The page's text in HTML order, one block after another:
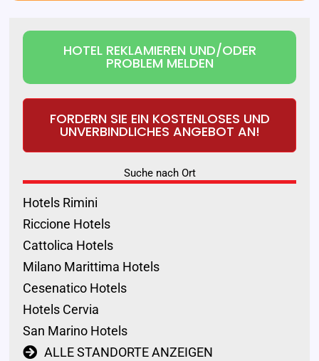
HOTEL REKLAMIEREN UND/ODER
PROBLEM MELDEN
FORDERN SIE EIN KOSTENLOSES UND
UNVERBINDLICHES ANGEBOT AN!
Suche nach Ort
Hotels Rimini
Riccione Hotels
Cattolica Hotels
Milano Marittima Hotels
Cesenatico Hotels
Hotels Cervia
San Marino Hotels
ALLE STANDORTE ANZEIGEN